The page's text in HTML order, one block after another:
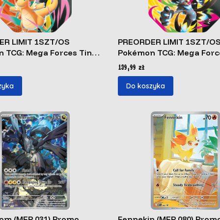
LIMIT 1SZT/OS
TCG: Mega Forces Tin
PREORDER LIMIT 1SZT/
Pokémon TCG: Mega
TinMega Zeraora ex
Cena
139,99 zł
Do koszyka